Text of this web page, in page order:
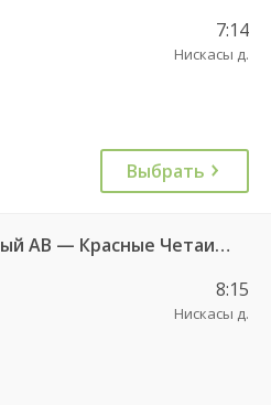
7:14
Нискасы д.
Выбрать
Чебоксары Пригородный АВ — Красные Четаи с. ДКП ч/з Нискасы д. 533
8:15
Нискасы д.